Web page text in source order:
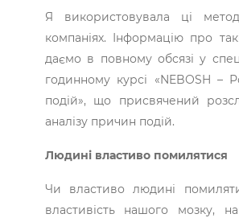
Я використовувала ці
компаніях. Інформацію про
даємо в повному обсязі у
годинному курсі «NEBOSH –
подій», що присвячений
аналізу причин подій.
Людині властиво помилятися
Чи властиво людині
властивість нашого мозку,